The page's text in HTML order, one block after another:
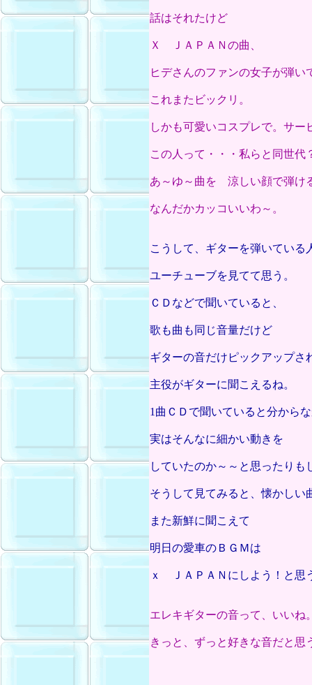
話はそれたけど
Ｘ ＪＡＰＡＮの曲、
ヒデさんのファンの女子が弾い
これまたビックリ。
しかも可愛いコスプレで。サー
この人って・・・私らと同世代
あ～ゆ～曲を 涼しい顔で弾け
なんだかカッコいいわ～。
こうして、ギターを弾いている
ユーチューブを見てて思う。
ＣＤなどで聞いていると、
歌も曲も同じ音量だけど
ギターの音だけピックアップさ
主役がギターに聞こえるね。
1曲ＣＤで聞いていると分から
実はそんなに細かい動きを
していたのか～～と思ったりも
そうして見てみると、懐かしい
また新鮮に聞こえて
明日の愛車のＢＧＭは
ｘ ＪＡＰＡＮにしよう！と思
エレキギターの音って、いいね
きっと、ずっと好きな音だと思